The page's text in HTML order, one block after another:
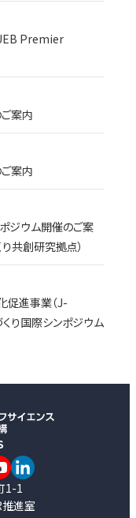
Premier
案内
案内
ジウム開催のご案
共創研究拠点）
促進事業（J-
り国際シンポジウム
1-1
進室